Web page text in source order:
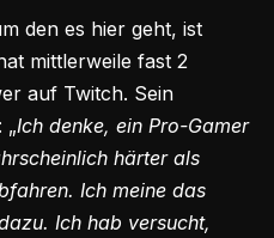
den es hier geht, ist
mittlerweile fast 2
auf Twitch. Sein
„Ich denke, ein Pro-Gamer
härter als
Ich meine das
Ich hab versucht,